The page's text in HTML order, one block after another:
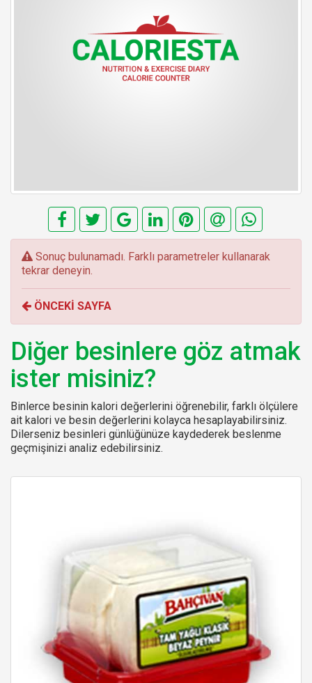
E
r
o
r
:
Sonuç bulunamadı. Farklı parametreler kullanarak
tekrar deneyin.
ÖNCEKİ SAYFA
Diğer besinlere göz atmak
ister misiniz?
Binlerce besinin kalori değerlerini öğrenebilir, farklı ölçülere
ait kalori ve besin değerlerini kolayca hesaplayabilirsiniz.
Dilerseniz besinleri günlüğünüze kaydederek beslenme
geçmişinizi analiz edebilirsiniz.